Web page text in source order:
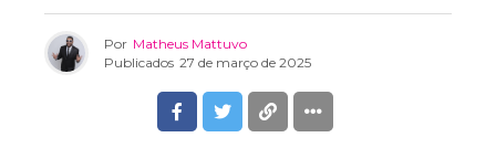
Por Matheus Mattuvo
Publicados 27 de março de 2025